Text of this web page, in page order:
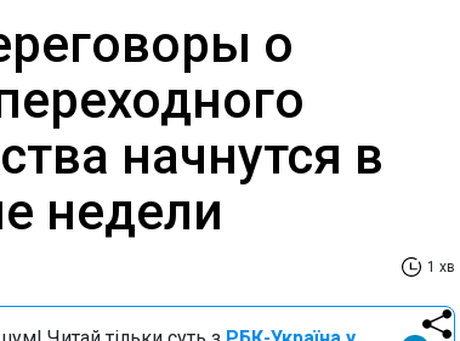
о
начнутся в
недели
1 хв